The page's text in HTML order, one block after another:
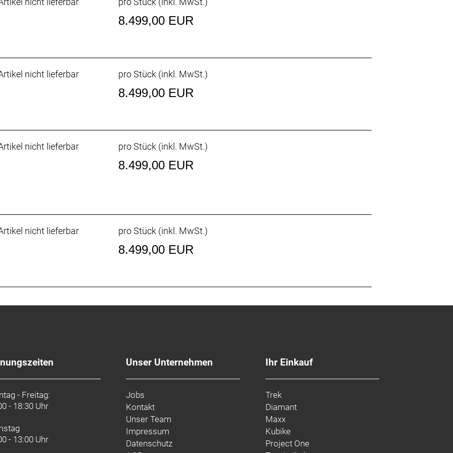
36 Z. an größtem Ritzel
disc, flat mount
abgerundete Kante, 160 mm
disc, flat mount
Ready, Baumwollkarkasse, Aramidwulstkern, 170 TPI, 700 x 28 mm
konischer Carbongabelschaft, interne Bremszugführung, Flat Mount
Z., 12fach
Lenker/Vorbau-Einheit, OCLV Carbon, Race Fit, 80 mm Reach, 124 mm Drop, 39 cm
90 mm Vorbaulänge
8.499,00 EUR
nicht lieferbar pro Stück (inkl. MwSt.)
8.499,00 EUR
nicht lieferbar pro Stück (inkl. MwSt.)
8.499,00 EUR
nicht lieferbar pro Stück (inkl. MwSt.)
8.499,00 EUR
- Freitag:
- 18:30 Uhr
- 13:00 Uhr
Unser Unternehmen
Jobs
Kontakt
Unser Team
Impressum
Datenschutz
Ihr Einkauf
Trek
Diamant
Maxx
Kubike
Project One